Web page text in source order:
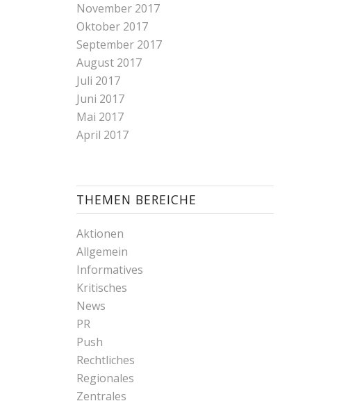
November 2017
Oktober 2017
September 2017
August 2017
Juli 2017
Juni 2017
Mai 2017
April 2017
THEMEN BEREICHE
Aktionen
Allgemein
Informatives
Kritisches
News
PR
Push
Rechtliches
Regionales
Zentrales